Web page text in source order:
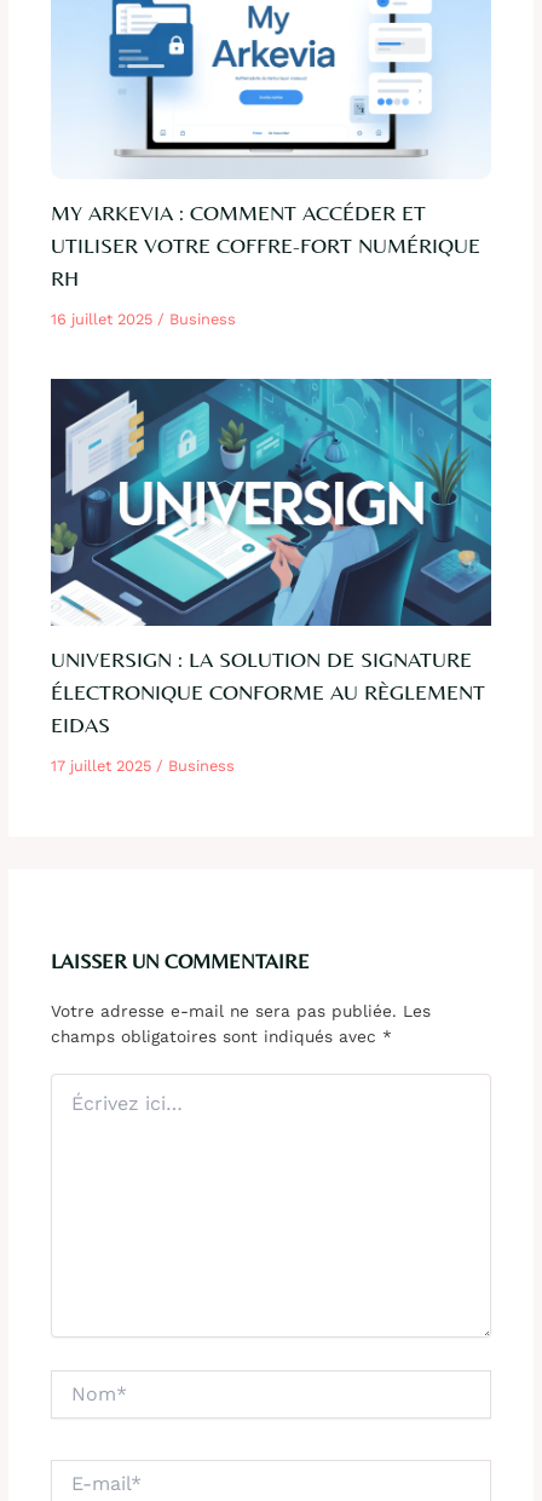
MY ARKEVIA : COMMENT ACCÉDER ET
UTILISER VOTRE COFFRE-FORT NUMÉRIQUE
RH
16 juillet 2025 / Business
UNIVERSIGN : LA SOLUTION DE SIGNATURE
ÉLECTRONIQUE CONFORME AU RÈGLEMENT
EIDAS
17 juillet 2025 / Business
LAISSER UN COMMENTAIRE
Votre adresse e-mail ne sera pas publiée. Les
champs obligatoires sont indiqués avec *
ici…
mail*